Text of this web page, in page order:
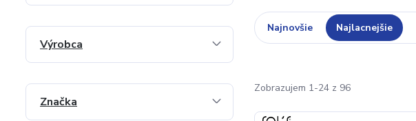
Najnovšie Najlacnejšie
Zobrazujem 1-24 z 96
Výrobca
Značka